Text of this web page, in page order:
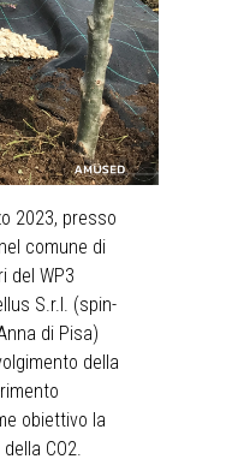
2023, presso
comune di
del WP3
S.r.l. (spin-
di Pisa)
della
obiettivo la
CO2.